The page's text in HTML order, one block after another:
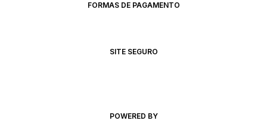
FORMAS DE PAGAMENTO
SITE SEGURO
POWERED BY